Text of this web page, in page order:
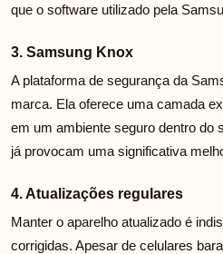
que o software utilizado pela
3. Samsung Knox
A plataforma de segurança da
marca. Ela oferece uma camada
em um ambiente seguro dentro do
já provocam uma significativa
4. Atualizações regulares
Manter o aparelho atualizado é
corrigidas. Apesar de celulares